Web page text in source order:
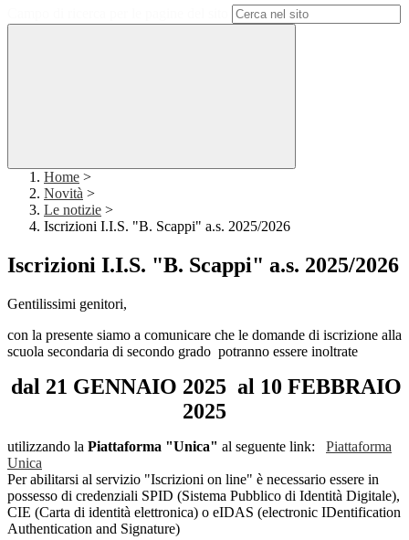
Home >
Novità >
Le notizie >
Iscrizioni I.I.S. "B. Scappi" a.s. 2025/2026
Iscrizioni I.I.S. "B. Scappi" a.s. 2025/2026
Gentilissimi genitori,
con la presente siamo a comunicare che le domande di iscrizione alla
scuola secondaria di secondo grado potranno essere inoltrate
dal 21 GENNAIO 2025 al 10 FEBBRAIO
2025
utilizzando la Piattaforma "Unica" al seguente link: Piattaforma
Unica
Per abilitarsi al servizio "Iscrizioni on line" è necessario essere in
possesso di credenziali SPID (Sistema Pubblico di Identità Digitale),
CIE (Carta di identità elettronica) o eIDAS (electronic IDentification
Authentication and Signature)